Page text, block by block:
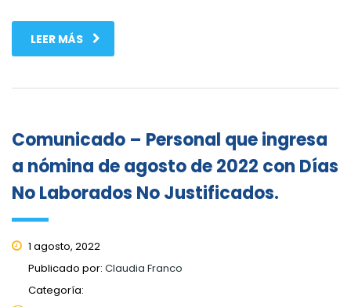
LEER MÁS
Comunicado – Personal que ingresa
a nómina de agosto de 2022 con Días
No Laborados No Justificados.
1 agosto, 2022
Publicado por: Claudia Franco
Categoría: